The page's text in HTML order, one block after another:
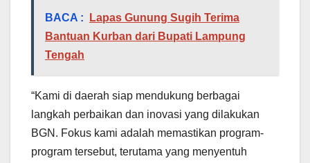
BACA :
Lapas Gunung Sugih Terima
Bantuan Kurban dari Bupati Lampung
Tengah
“Kami di daerah siap mendukung berbagai
langkah perbaikan dan inovasi yang dilakukan
BGN. Fokus kami adalah memastikan program-
program tersebut, terutama yang menyentuh